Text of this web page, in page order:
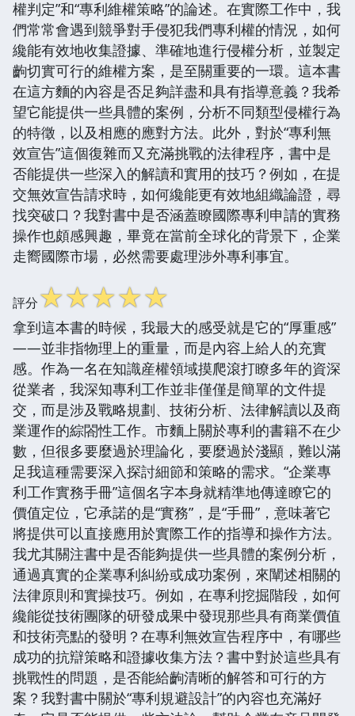
權判定”和“專利維權策略”的論述。在實際工作中，我
們常常會遇到競爭對手侵犯我們專利權的情況，如何
纔能有效地收集證據、準確地進行侵權分析，並製定
齣切實可行的維權方案，是至關重要的一環。這本書
在這方麵的內容是否足夠詳盡和具有指導意義？我希
望它能提供一些具體的案例，分析不同類型侵權行為
的特徵，以及相應的應對方法。此外，對於“專利無
效宣告”這個復雜而又充滿挑戰的法律程序，書中是
否能提供一些深入的解讀和實用的技巧？例如，在提
交無效宣告請求時，如何纔能更有效地組織論證，尋
找突破口？我對書中是否涵蓋瞭國際專利申請的實務
操作也頗感興趣，畢竟在當前全球化的背景下，企業
走嚮國際市場，必然需要處理涉外專利事宜。
評分☆☆☆☆☆
拿到這本書的時候，我最大的感受就是它的“厚重感”
——並非指物理上的重量，而是內容上給人的充實
感。作為一名在知識産權領域摸爬滾打瞭多年的資深
從業者，我深知專利工作並非僅僅是簡單的文件提
交，而是涉及戰略規劃、技術分析、法律解讀以及商
業運作的綜閤性工作。市麵上關於專利的書籍不在少
數，但很多要麼過於理論化，要麼過於淺顯，難以滿
足我這種需要深入探討細節和策略的需求。“企業專
利工作實務手冊”這個名字本身就精準地傳達瞭它的
價值定位，它承諾的是“實務”，是“手冊”，意味著它
將提供可以直接應用於實際工作的指導和操作方法。
我尤其關注書中是否能夠提供一些具體的案例分析，
通過真實的企業專利糾紛或成功案例，來闡述相關的
法律原則和實操技巧。例如，在專利挖掘階段，如何
纔能從技術團隊的研發成果中發現那些具有商業價值
和技術亮點的發明？在專利無效宣告程序中，有哪些
成功的抗辯策略和證據收集方法？書中對於這些具有
挑戰性的問題，是否能給齣清晰的解答和可行的方
案？我對書中關於“專利規避設計”的內容也充滿好